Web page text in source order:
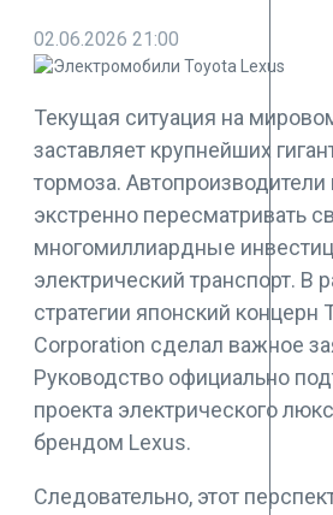
02.06.2026 21:00
Текущая ситуация на
заставляет крупнейших
тормоза.
экстренно пересматривать
многомиллиардные
электрический транспорт. В
стратегии японский концерн
Corporation сделал важное
Руководство официально
проекта электрического
брендом Lexus.
Следовательно, этот